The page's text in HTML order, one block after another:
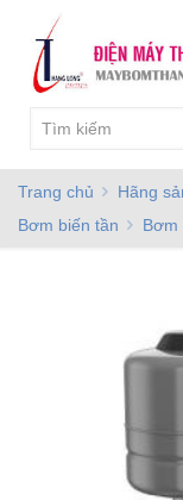
Trang chủ Hãng
Bơm biến tần
Bơm